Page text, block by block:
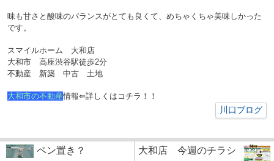
味も甘さと酸味のバランスがとても良くて、めちゃくちゃ美味しかった
です。
スマイルホーム 大和店
大和市 高座渋谷駅徒歩2分
不動産 新築 中古 土地
大和市の不動産情報⇐詳しくはコチラ！！
川口ブログ
ペン置き？ 大和店 今週のチラシ